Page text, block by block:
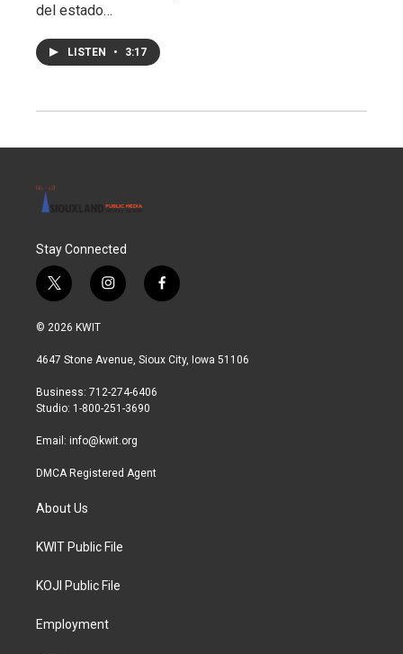
del estado…
LISTEN • 3:17
Stay Connected
t
w
i
t
r
i
n
a
r
a
f
a
b
© 2026 KWIT
4647 Stone Avenue, Sioux City, Iowa 51106
Business: 712-274-6406
Studio: 1-800-251-3690
Email: info@kwit.org
DMCA Registered Agent
About Us
KWIT Public File
KOJI Public File
Employment